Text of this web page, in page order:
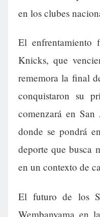
en los clubes
El
Knicks, que
rememora la final
conquistaron su
comenzará en San
donde se pondrá
deporte que busca
en un contexto de
El futuro de los
Wembanyama en